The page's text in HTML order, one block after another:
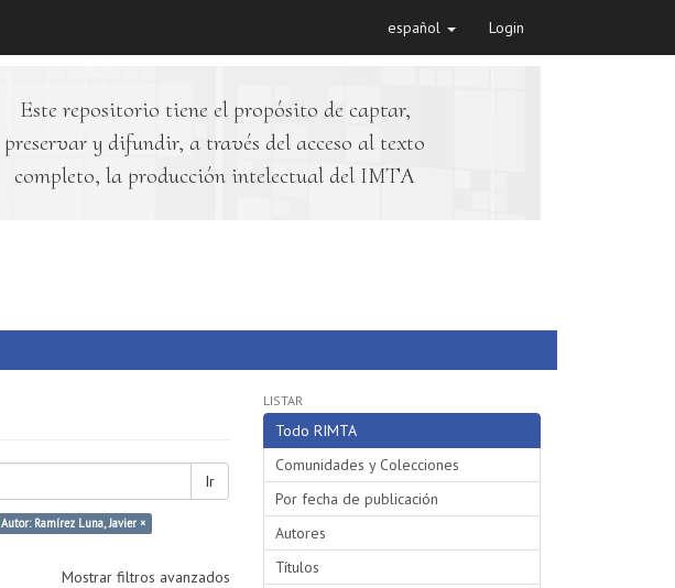
español Login
Este repositorio tiene el propósito de captar,
preservar y difundir, a través del acceso al texto
completo, la producción intelectual del IMTA
Ir
Autor: Ramírez Luna, Javier ×
Mostrar filtros avanzados
LISTAR
Todo RIMTA
Comunidades y Colecciones
Por fecha de publicación
Autores
Títulos